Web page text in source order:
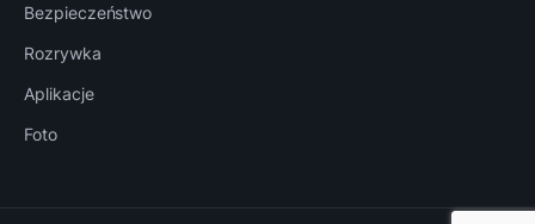
Bezpieczeństwo
Rozrywka
Aplikacje
Foto